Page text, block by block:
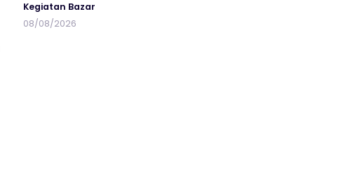
Kegiatan Bazar
08/08/2026